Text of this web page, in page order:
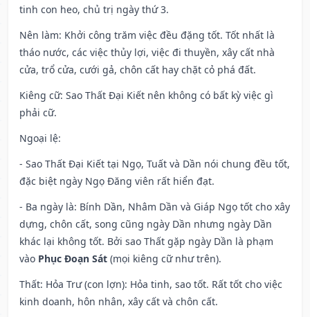
tinh con heo, chủ trị ngày thứ 3.
Nên làm: Khởi công trăm việc đều đặng tốt. Tốt nhất là
tháo nước, các việc thủy lợi, việc đi thuyền, xây cất nhà
cửa, trổ cửa, cưới gả, chôn cất hay chặt cỏ phá đất.
Kiêng cữ: Sao Thất Đại Kiết nên không có bất kỳ việc gì
phải cữ.
Ngoại lệ:
- Sao Thất Đại Kiết tại Ngọ, Tuất và Dần nói chung đều tốt,
đặc biệt ngày Ngọ Đăng viên rất hiển đạt.
- Ba ngày là: Bính Dần, Nhâm Dần và Giáp Ngọ tốt cho xây
dựng, chôn cất, song cũng ngày Dần nhưng ngày Dần
khác lại không tốt. Bởi sao Thất gặp ngày Dần là phạm
vào Phục Đoạn Sát (mọi kiêng cữ như trên).
Thất: Hỏa Trư (con lợn): Hỏa tinh, sao tốt. Rất tốt cho việc
kinh doanh, hôn nhân, xây cất và chôn cất.